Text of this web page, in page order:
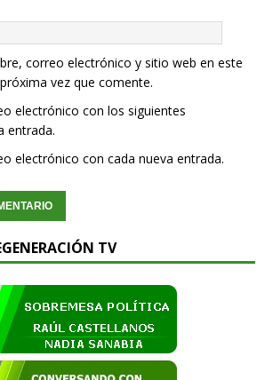
correo electrónico y sitio web en este
vez que comente.
electrónico con los siguientes
entrada.
electrónico con cada nueva entrada.
TV